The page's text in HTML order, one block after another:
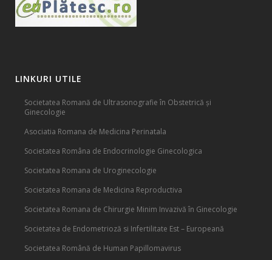
LINKURI UTILE
Societatea Romană de Ultrasonografie în Obstetrică și
Ginecologie
Asociatia Romana de Medicina Perinatala
Societatea Româna de Endocrinologie Ginecologica
Societatea Romana de Uroginecologie
Societatea Romana de Medicina Reproductiva
Societatea Romana de Chirurgie Minim Invazivă în Ginecologie
Societatea de Endometrioză si Infertilitate Est – Europeană
Societatea Română de Human Papillomavirus